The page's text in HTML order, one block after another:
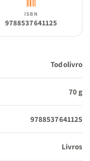
ISBN
9788537641125
Todolivro
70 g
9788537641125
Livros